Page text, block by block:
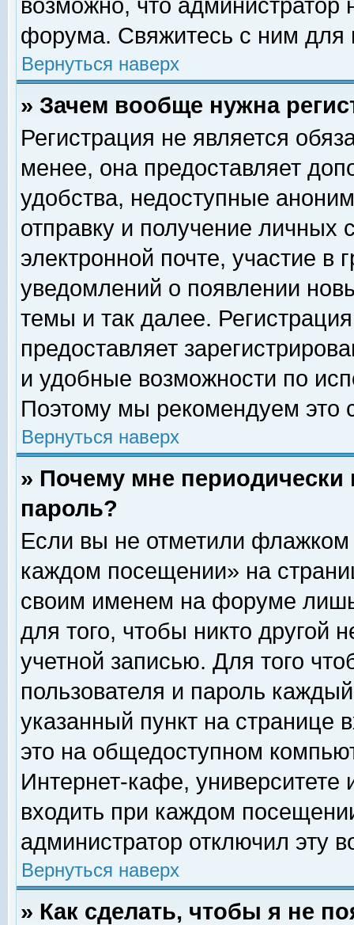
возможно, что
форума. Свяжитесь с ним для
Вернуться наверх
» Зачем вообще нужна
Регистрация не является
менее, она предоставляет
удобства, недоступные
отправку и получение личных
электронной почте, участие в
уведомлений о появлении
темы и так далее.
предоставляет
и удобные возможности по
Поэтому мы рекомендуем это
Вернуться наверх
» Почему мне
пароль?
Если вы не отметили флажком
каждом посещении» на
своим именем на форуме
для того, чтобы никто другой
учетной записью. Для того
пользователя и пароль
указанный пункт на
это на общедоступном
Интернет-кафе, университете
входить при каждом
администратор отключил эту
Вернуться наверх
» Как сделать, чтобы я не